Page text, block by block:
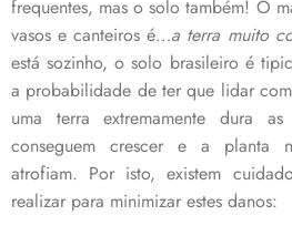
frequentes, mas o solo também! O
vasos e canteiros é…a terra muito
está sozinho, o solo brasileiro é
a probabilidade de ter que lidar
uma terra extremamente dura
conseguem crescer e a planta
atrofiam. Por isto, existem
realizar para minimizar estes danos: